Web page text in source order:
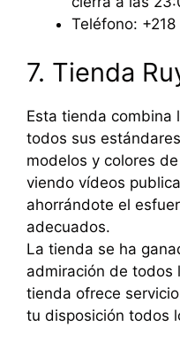
Teléfono:
7. Tienda
Esta tienda combina
todos sus
modelos y colores
viendo vídeos
ahorrándote el
adecuados.
La tienda se ha
admiración de todos
tienda ofrece
tu disposición todos